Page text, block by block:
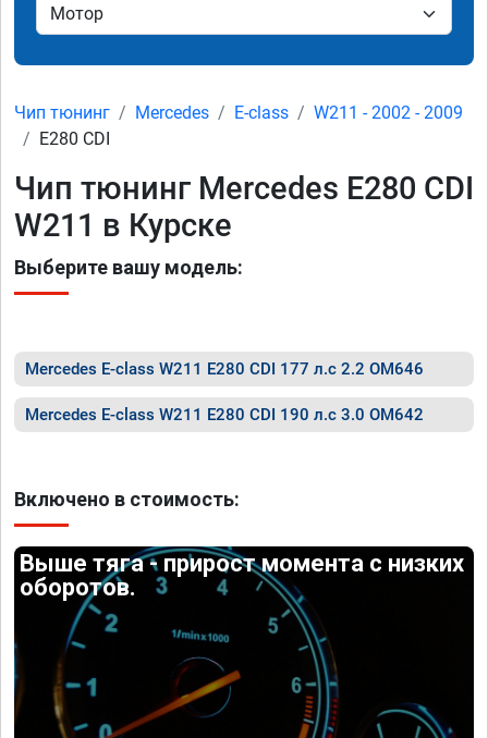
Чип тюнинг Mercedes E-class
W211 - 2002 - 2009
E280 CDI
Чип тюнинг Mercedes E280 CDI
W211 в Курске
Выберите вашу модель:
Mercedes E-class W211 E280 CDI 177 л.с 2.2 OM646
Mercedes E-class W211 E280 CDI 190 л.с 3.0 OM642
Включено в стоимость:
Выше тяга - прирост момента с низких
оборотов.